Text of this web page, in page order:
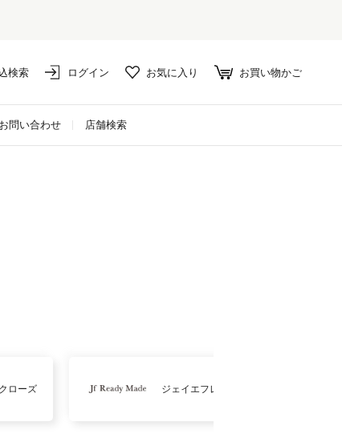
検索 ログイン お気に入り お買い物かご
お問い合わせ 店舗検索
ローズ ジェイエフレディメイド